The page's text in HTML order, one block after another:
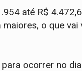
até R$
o que
ocorrer no